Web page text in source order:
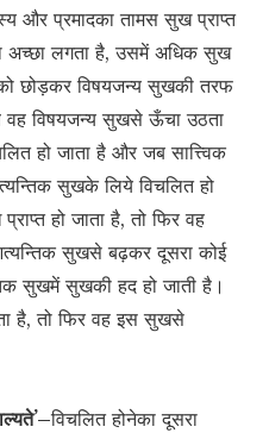
और प्रमादका तामस सुख प्राप्त
अच्छा लगता है, उसमें अधिक सुख
छोड़कर विषयजन्य सुखकी तरफ
विषयजन्य सुखसे ऊँचा उठता
हो जाता है और जब सात्त्विक
सुखके लिये विचलित हो
हो जाता है, तो फिर वह
सुखसे बढ़कर दूसरा कोई
सुखमें सुखकी हद हो जाती है।
है, तो फिर वह इस सुखसे
विचलित होनेका दूसरा